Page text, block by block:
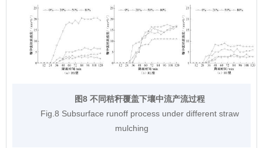
图8 不同秸秆覆盖下壤中流产流过程
Fig.8 Subsurface runoff process under different straw
mulching